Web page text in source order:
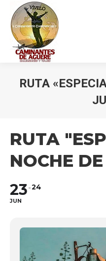
RUTA
RUTA
NOCHE
23
JUN
24